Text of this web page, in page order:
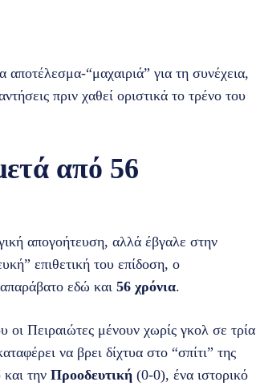
“μαχαιριά” για τη συνέχεια,
πριν χαθεί οριστικά το τρένο του
από 56
απογοήτευση, αλλά έβγαλε στην
επιθετική του επίδοση, ο
εδώ και 56 χρόνια.
οι Πειραιώτες μένουν χωρίς γκολ σε τρία
να βρει δίχτυα στο “σπίτι” της
την Προοδευτική (0-0), ένα ιστορικό